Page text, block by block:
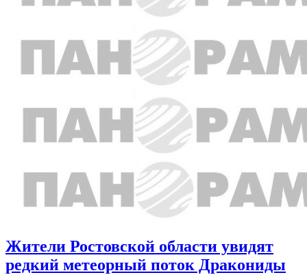
Жители Ростовской области увидят
редкий метеорный поток Дракониды